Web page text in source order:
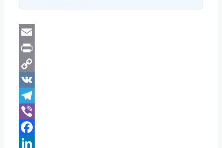
E
m
a
P
n
C
o
p
y
L
V
K
T
eV
F